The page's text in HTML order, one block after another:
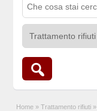
Home » Trattamento rifiuti »